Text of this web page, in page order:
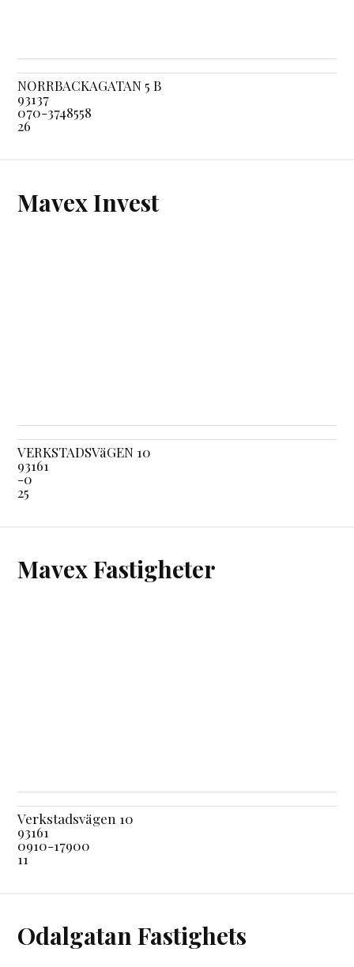
NORRBACKAGATAN 5 B
93137
070-3748558
26
Mavex Invest
VERKSTADSVäGEN 10
93161
-0
25
Mavex Fastigheter
Verkstadsvägen 10
93161
0910-17900
11
Odalgatan Fastighets